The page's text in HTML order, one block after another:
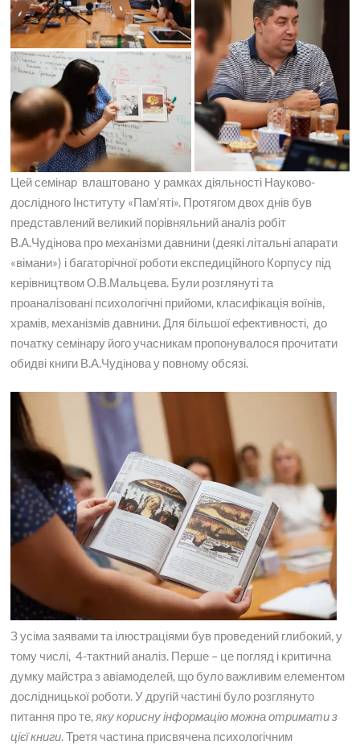
Цей семінар влаштовано у рамках діяльності Науково-
дослідного Інституту «Пам’яті». Протягом двох днів був
представлений великий порівняльний аналіз робіт
В.А.Чудінова про механізми давнини (деякі літальні апарати
«вімани») і багаторічної роботи експедиційного Корпусу під
керівництвом О.В.Мальцева. Були розглянуті та
проаналізовані психологічні прийоми, класифікація воїнів,
храмів, механізмів давнини. Для більшої ефективності, до
початку семінару його учасникам пропонувалося прочитати
обидві книги В.А.Чудінова у повному обсязі.
З усіма заявами та ілюстраціями був проведений глибокий, у
тому числі, 4-тактний аналіз. Перше – це погляд і критична
думку майстра з авіамоделей, що було важливим елементом
дослідницької роботи. У другій частині було розглянуто
питання про те, яку корисну інформацію можна отримати з
цієї книги. Третя частина присвячена психологічним